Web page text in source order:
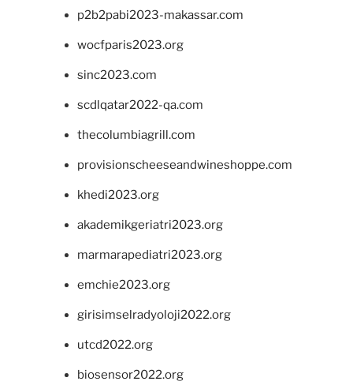
p2b2pabi2023-makassar.com
wocfparis2023.org
sinc2023.com
scdlqatar2022-qa.com
thecolumbiagrill.com
provisionscheeseandwineshoppe.com
khedi2023.org
akademikgeriatri2023.org
marmarapediatri2023.org
emchie2023.org
girisimselradyoloji2022.org
utcd2022.org
biosensor2022.org